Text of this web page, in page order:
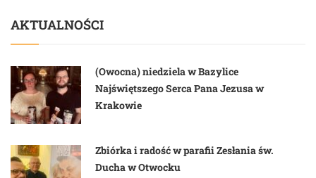
AKTUALNOŚCI
(Owocna) niedziela w Bazylice
Najświętszego Serca Pana Jezusa w
Krakowie
Zbiórka i radość w parafii Zesłania św.
Ducha w Otwocku